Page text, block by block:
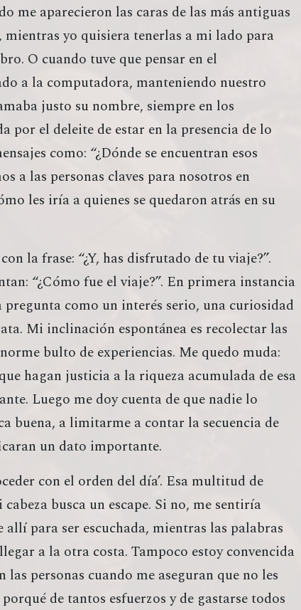
me aparecieron las caras de las más antiguas
mientras yo quisiera tenerlas a mi lado para
O cuando tuve que pensar en el
a la computadora, manteniendo nuestro
justo su nombre, siempre en los
por el deleite de estar en la presencia de lo
como: “¿Dónde se encuentran esos
a las personas claves para nosotros en
les iría a quienes se quedaron atrás en su
la frase: “¿Y, has disfrutado de tu viaje?”.
“¿Cómo fue el viaje?”. En primera instancia
pregunta como un interés serio, una curiosidad
Mi inclinación espontánea es recolectar las
bulto de experiencias. Me quedo muda:
hagan justicia a la riqueza acumulada de esa
Luego me doy cuenta de que nadie lo
buena, a limitarme a contar la secuencia de
un dato importante.
con el orden del día’. Esa multitud de
busca un escape. Si no, me sentiría
para ser escuchada, mientras las palabras
a la otra costa. Tampoco estoy convencida
personas cuando me aseguran que no les
de tantos esfuerzos y de gastarse todos